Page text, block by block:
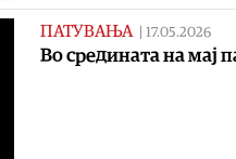
ПАТУВАЊА | 17.05.2026
Во средината на мај